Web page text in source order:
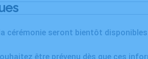
cérémonie seront bientôt
être prévenu dès que ces